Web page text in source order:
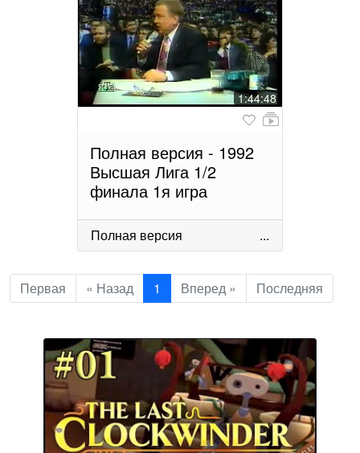
1:44:48
Полная версия - 1992
Высшая Лига 1/2
финала 1я игра
Полная версия ...
Первая « Назад 1 Вперед » Последняя